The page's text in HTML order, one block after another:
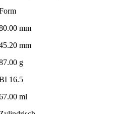
mm
mm
g
16.5
ml